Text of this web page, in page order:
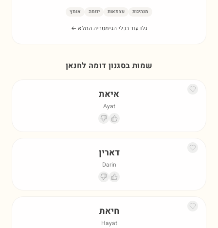
מנהיגות עצמאות יוזמה אומץ
גלו עוד בכלי הגימטריה המלא ←
שמות בסגנון דומה לחנאן
איאת
Ayat
דארין
Darin
חיאת
Hayat